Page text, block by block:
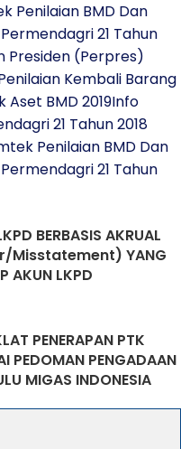
Penilaian BMD Dan
21 Tahun
Presiden (Perpres)
Kembali Barang
Aset BMD 2019Info
21 Tahun 2018
Penilaian BMD Dan
21 Tahun
BERBASIS AKRUAL
Misstatement) YANG
AKUN LKPD
PENERAPAN PTK
PEDOMAN PENGADAAN
MIGAS INDONESIA